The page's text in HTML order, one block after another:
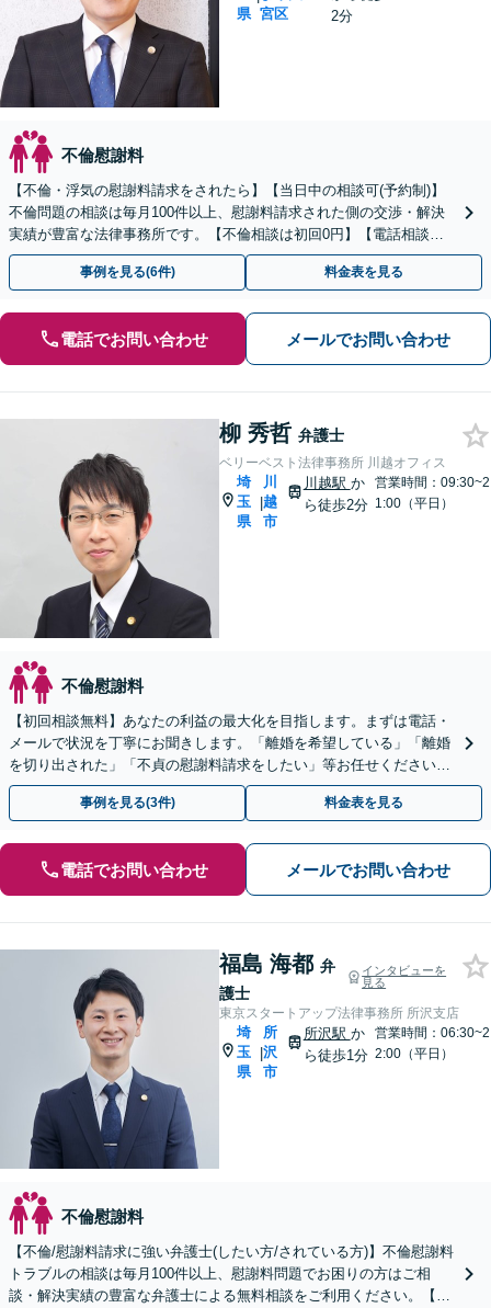
県 宮区
2分
不倫慰謝料
【不倫・浮気の慰謝料請求をされたら】【当日中の相談可(予約制)】
不倫問題の相談は毎月100件以上、慰謝料請求された側の交渉・解決
実績が豊富な法律事務所です。【不倫相談は初回0円】【電話相談で
ご契約まで対応可/来所不要】
事例を見る(6件) 料金表を見る
電話でお問い合わせ メールでお問い合わせ
柳 秀哲 弁護士
ベリーベスト法律事務所 川越オフィス
埼
玉
県
|
川
越
市
川越駅 か
ら徒歩2分
営業時間：09:30~2
1:00（平日）
不倫慰謝料
【初回相談無料】あなたの利益の最大化を目指します。まずは電話・
メールで状況を丁寧にお聞きします。「離婚を希望している」「離婚
を切り出された」「不貞の慰謝料請求をしたい」等お任せください。
【リーズナブルな料金設定】
事例を見る(3件) 料金表を見る
電話でお問い合わせ メールでお問い合わせ
福島 海都 弁
護士
インタビューを
見る
東京スタートアップ法律事務所 所沢支店
埼
玉
県
|
所
沢
市
所沢駅 か
ら徒歩1分
営業時間：06:30~2
2:00（平日）
不倫慰謝料
【不倫/慰謝料請求に強い弁護士(したい方/されている方)】不倫慰謝料
トラブルの相談は毎月100件以上、慰謝料問題でお困りの方はご相
談・解決実績の豊富な弁護士による無料相談をご利用ください。【不